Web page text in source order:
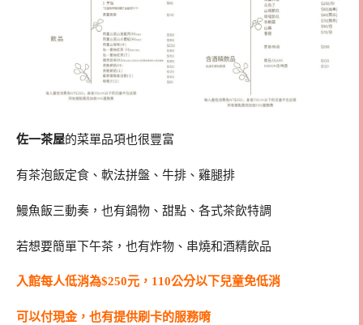
佐一茶屋的菜單品項也很豐富
有茶泡飯定食、軟法拼盤、牛排、雞腿排
鰻魚飯三動奏，也有鍋物、甜點、各式茶飲特調
若想要簡單下午茶，也有炸物、串燒和酒精飲品
入館每人低消為$250元，110公分以下兒童免低消
可以付現金，也有提供刷卡的服務唷